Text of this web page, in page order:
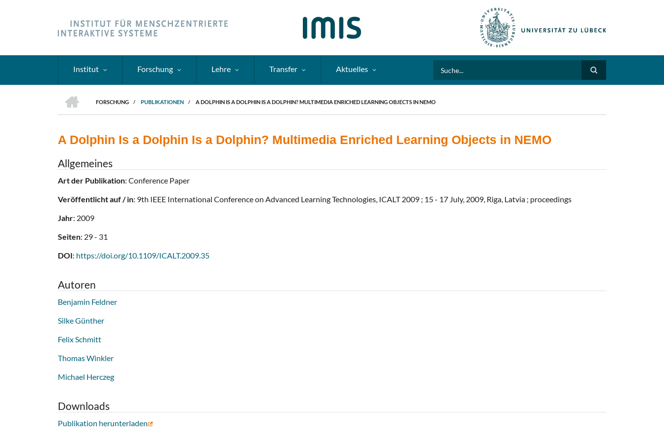
Institut Forschung Lehre Transfer Aktuelles
PFADNAVIGATION
FORSCHUNG
/ PUBLIKATIONEN / A DOLPHIN IS A DOLPHIN IS A DOLPHIN? MULTIMEDIA ENRICHED LEARNING OBJECTS IN NEMO
A Dolphin Is a Dolphin Is a Dolphin? Multimedia Enriched Learning Objects in NEMO
Allgemeines
Art der Publikation: Conference Paper
Veröffentlicht auf / in: 9th IEEE International Conference on Advanced Learning Technologies, ICALT 2009 ; 15 - 17 July, 2009, Riga, Latvia ; proceedings
Jahr: 2009
Seiten: 29 - 31
DOI: https://doi.org/10.1109/ICALT.2009.35
Autoren
Benjamin Feldner
Silke Günther
Felix Schmitt
Thomas Winkler
Michael Herczeg
Downloads
Publikation herunterladen